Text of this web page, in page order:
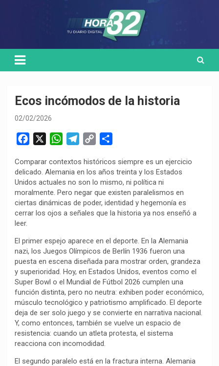
Ecos incómodos de la historia
02/02/2026
c
e
b
o
o
W
a
t
s
A
p
l
e
g
r
a
p
y
L
i
n
m
p
a
r
t
r
Comparar contextos históricos siempre es un ejercicio
delicado. Alemania en los años treinta y los Estados
Unidos actuales no son lo mismo, ni política ni
moralmente. Pero negar que existen paralelismos en
ciertas dinámicas de poder, identidad y hegemonía es
cerrar los ojos a señales que la historia ya nos enseñó a
leer.
El primer espejo aparece en el deporte. En la Alemania
nazi, los Juegos Olímpicos de Berlín 1936 fueron una
puesta en escena diseñada para mostrar orden, grandeza
y superioridad. Hoy, en Estados Unidos, eventos como el
Super Bowl o el Mundial de Fútbol 2026 cumplen una
función distinta, pero no neutra: exhiben poder económico,
músculo tecnológico y patriotismo amplificado. El deporte
deja de ser solo juego y se convierte en narrativa nacional.
Y, como entonces, también se vuelve un espacio de
resistencia: cuando un atleta protesta, el sistema
reacciona con incomodidad.
El segundo paralelo está en la fractura interna. Alemania